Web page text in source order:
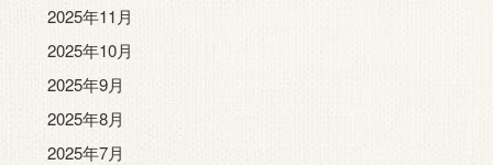
2025年11月
2025年10月
2025年9月
2025年8月
2025年7月